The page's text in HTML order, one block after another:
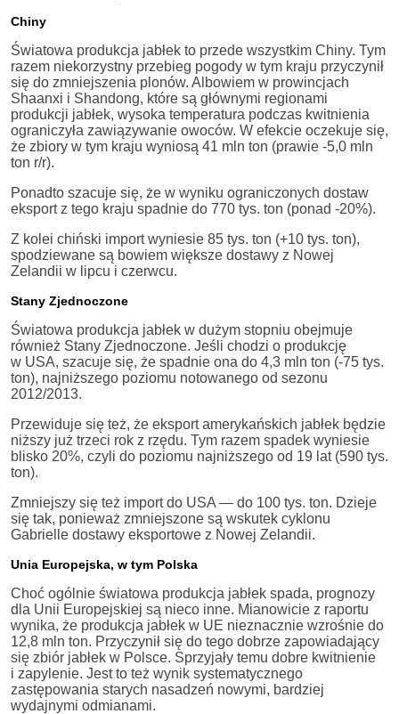
Chiny
Światowa produkcja jabłek to przede wszystkim Chiny. Tym
razem niekorzystny przebieg pogody w tym kraju przyczynił
się do zmniejszenia plonów. Albowiem w prowincjach
Shaanxi i Shandong, które są głównymi regionami
produkcji jabłek, wysoka temperatura podczas kwitnienia
ograniczyła zawiązywanie owoców. W efekcie oczekuje się,
że zbiory w tym kraju wyniosą 41 mln ton (prawie -5,0 mln
ton r/r).
Ponadto szacuje się, że w wyniku ograniczonych dostaw
eksport z tego kraju spadnie do 770 tys. ton (ponad -20%).
Z kolei chiński import wyniesie 85 tys. ton (+10 tys. ton),
spodziewane są bowiem większe dostawy z Nowej
Zelandii w lipcu i czerwcu.
Stany Zjednoczone
Światowa produkcja jabłek w dużym stopniu obejmuje
również Stany Zjednoczone. Jeśli chodzi o produkcję
w USA, szacuje się, że spadnie ona do 4,3 mln ton (-75 tys.
ton), najniższego poziomu notowanego od sezonu
2012/2013.
Przewiduje się też, że eksport amerykańskich jabłek będzie
niższy już trzeci rok z rzędu. Tym razem spadek wyniesie
blisko 20%, czyli do poziomu najniższego od 19 lat (590 tys.
ton).
Zmniejszy się też import do USA — do 100 tys. ton. Dzieje
się tak, ponieważ zmniejszone są wskutek cyklonu
Gabrielle dostawy eksportowe z Nowej Zelandii.
Unia Europejska, w tym Polska
Choć ogólnie światowa produkcja jabłek spada, prognozy
dla Unii Europejskiej są nieco inne. Mianowicie z raportu
wynika, że produkcja jabłek w UE nieznacznie wzrośnie do
12,8 mln ton. Przyczynił się do tego dobrze zapowiadający
się zbiór jabłek w Polsce. Sprzyjały temu dobre kwitnienie
i zapylenie. Jest to też wynik systematycznego
zastępowania starych nasadzeń nowymi, bardziej
wydajnymi odmianami.